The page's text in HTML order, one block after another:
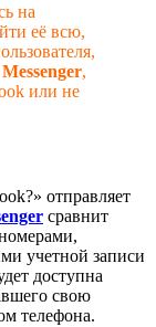
на
её всю,
Messenger,
или не
отправляет
сравнит
учетной записи
доступна
свою
телефона.